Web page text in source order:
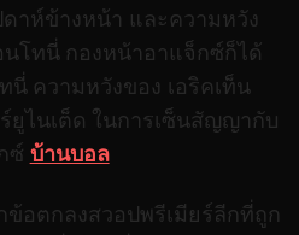
าห์ข้างหน้า และความหวัง
นโทนี่ กองหน้าอาแจ็กซ์ก็ได้
ความหวังของ เอริคเท็น
ยูไนเต็ด ในการเซ็นสัญญากับ
ซ์ บ้านบอล
อตกลงสวอปพรีเมียร์ลีกที่ถูก